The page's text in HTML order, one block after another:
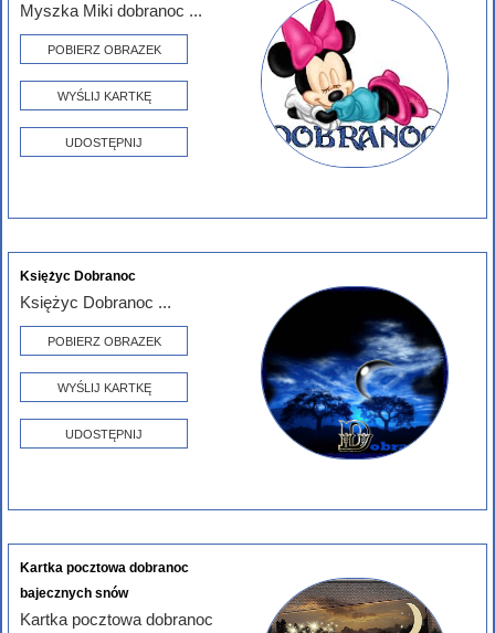
Myszka Miki dobranoc ...
POBIERZ OBRAZEK
WYŚLIJ KARTKĘ
UDOSTĘPNIJ
Księżyc Dobranoc
Księżyc Dobranoc ...
POBIERZ OBRAZEK
WYŚLIJ KARTKĘ
UDOSTĘPNIJ
Kartka pocztowa dobranoc
bajecznych snów
Kartka pocztowa dobranoc